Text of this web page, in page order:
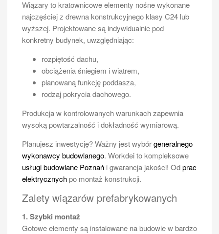
Wiązary to kratownicowe elementy nośne wykonane
najczęściej z drewna konstrukcyjnego klasy C24 lub
wyższej. Projektowane są indywidualnie pod
konkretny budynek, uwzględniając:
rozpiętość dachu,
obciążenia śniegiem i wiatrem,
planowaną funkcję poddasza,
rodzaj pokrycia dachowego.
Produkcja w kontrolowanych warunkach zapewnia
wysoką powtarzalność i dokładność wymiarową.
Planujesz inwestycję? Ważny jest wybórgeneralnego
wykonawcy budowlanego. Workdei to kompleksowe
usługi budowlane Poznań i gwarancja jakości! Odprac
elektrycznychpo montaż konstrukcji.
Zalety wiązarów prefabrykowanych
1. Szybki montaż
Gotowe elementy są instalowane na budowie w bardzo